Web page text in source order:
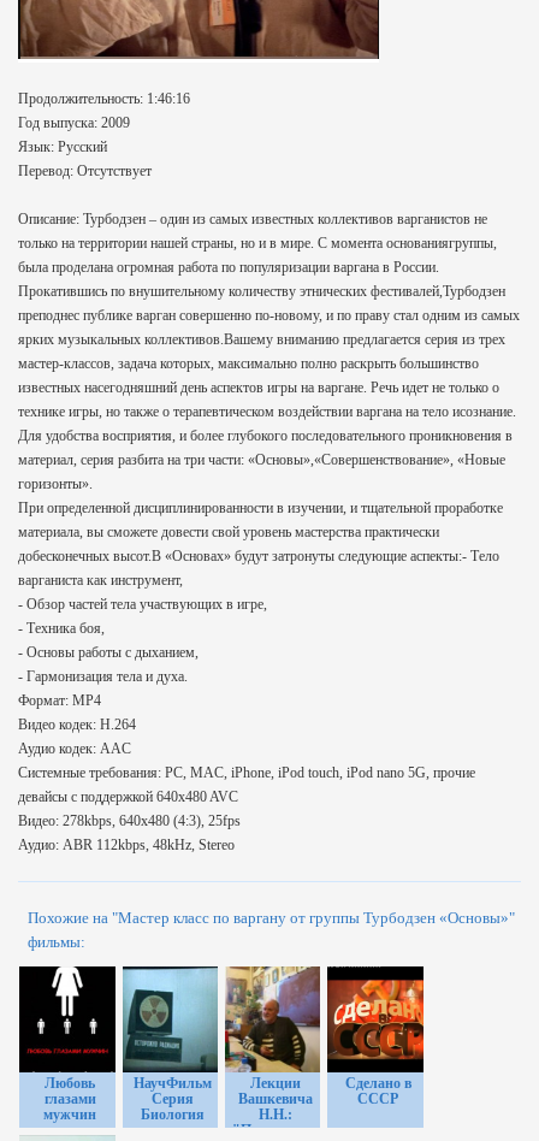
Продолжительность: 1:46:16
Год выпуска: 2009
Язык: Русский
Перевод: Отсутствует
Описание: Турбодзен – один из самых известных коллективов варганистов не
только на территории нашей страны, но и в мире. С момента основаниягруппы,
была проделана огромная работа по популяризации варгана в России.
Прокатившись по внушительному количеству этнических фестивалей,Турбодзен
преподнес публике варган совершенно по-новому, и по праву стал одним из самых
ярких музыкальных коллективов.Вашему вниманию предлагается серия из трех
мастер-классов, задача которых, максимально полно раскрыть большинство
известных насегодняшний день аспектов игры на варгане. Речь идет не только о
технике игры, но также о терапевтическом воздействии варгана на тело исознание.
Для удобства восприятия, и более глубокого последовательного проникновения в
материал, серия разбита на три части: «Основы»,«Совершенствование», «Новые
горизонты».
При определенной дисциплинированности в изучении, и тщательной проработке
материала, вы сможете довести свой уровень мастерства практически
добесконечных высот.В «Основах» будут затронуты следующие аспекты:- Тело
варганиста как инструмент,
- Обзор частей тела участвующих в игре,
- Техника боя,
- Основы работы с дыханием,
- Гармонизация тела и духа.
Формат: MP4
Видео кодек: H.264
Аудио кодек: AAC
Системные требования: PC, MAC, iPhone, iPod touch, iPod nano 5G, прочие
девайсы с поддержкой 640x480 AVC
Видео: 278kbps, 640x480 (4:3), 25fps
Аудио: ABR 112kbps, 48kHz, Stereo
Похожие на "Мастер класс по варгану от группы Турбодзен «Основы»"
фильмы:
Любовь
глазами
мужчин
НаучФильм
Серия
Биология
Лекции
Вашкевича
Н.Н.:
"Прояснение
Сделано в
СССР